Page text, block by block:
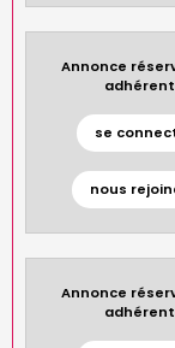
Annonce
se
nous
Annonce